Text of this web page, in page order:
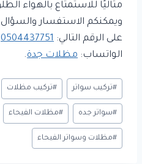
مثاليًا للاستمتاع بالهواء
ويمكنكم الاستفسار والسؤال
على الرقم التالي: 0504437751
الواتساب: مظلات جدة.
وسوم
المقال:
#تركيب سواتر #تركيب مظلات
#سواتر جده #مظلات الفيحاء
#مظلات وسواتر الفيحاء